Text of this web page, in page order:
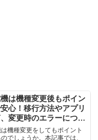
は機種変更後もポイン
安心！移行方法やアプリ
変更時のエラーについ
機種変更をしてもポイント
でしょうか。本記事では、